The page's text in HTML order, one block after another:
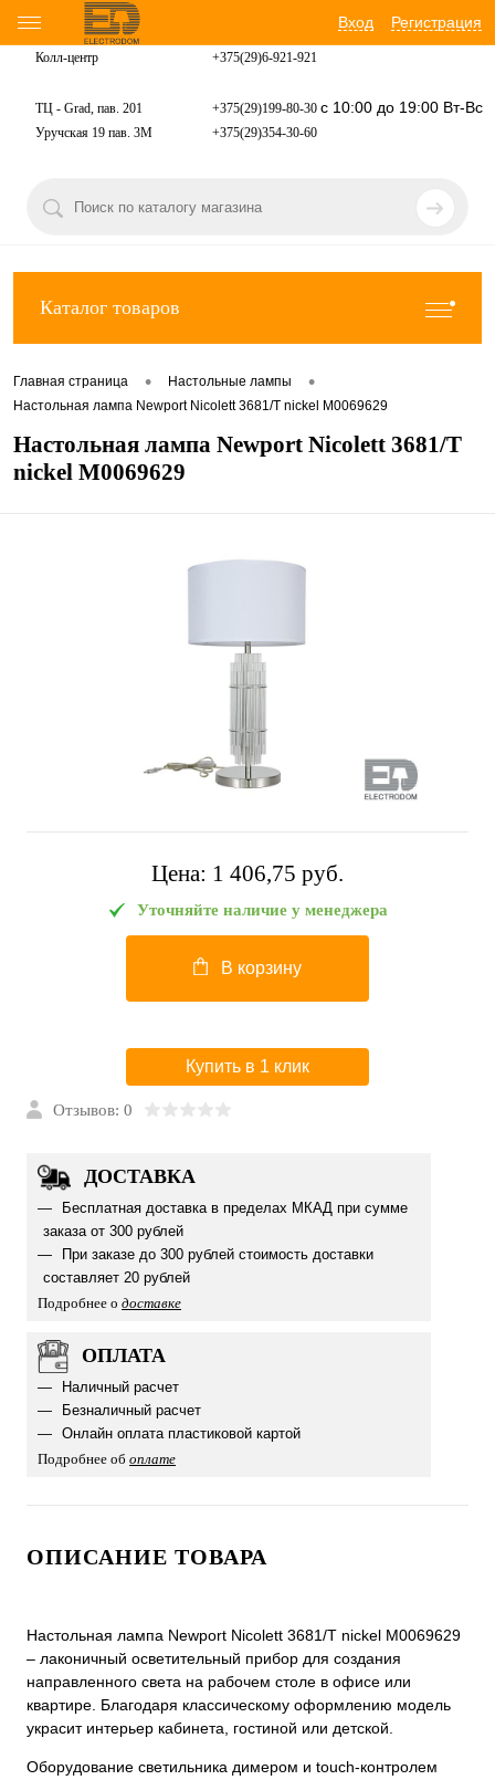
Вход Регистрация
Колл-центр +375(29)6-921-921
ТЦ - Grad, пав. 201 +375(29)199-80-30 с 10:00 до 19:00 Вт-Вс
Уручская 19 пав. 3М +375(29)354-30-60
Каталог товаров
Главная страница • Настольные лампы •
Настольная лампа Newport Nicolett 3681/T nickel М0069629
Настольная лампа Newport Nicolett 3681/T
nickel М0069629
Цена: 1 406,75 pуб.
Уточняйте наличие у менеджера
В корзину
Купить в 1 клик
Отзывов: 0
ДОСТАВКА
Бесплатная доставка в пределах МКАД при сумме
заказа от 300 рублей
При заказе до 300 рублей стоимость доставки
составляет 20 рублей
Подробнее о доставке
ОПЛАТА
Наличный расчет
Безналичный расчет
Онлайн оплата пластиковой картой
Подробнее об оплате
ОПИСАНИЕ ТОВАРА
Настольная лампа Newport Nicolett 3681/T nickel М0069629
– лаконичный осветительный прибор для создания
направленного света на рабочем столе в офисе или
квартире. Благодаря классическому оформлению модель
украсит интерьер кабинета, гостиной или детской.
Оборудование светильника димером и touch-контролем